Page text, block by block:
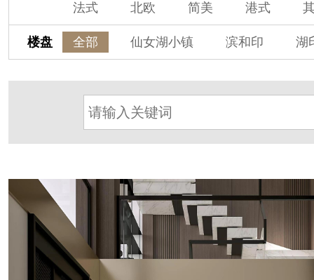
法式
北欧 简美 港式
楼盘 全部 仙女湖小镇 滨和印
湖
杭州阳明谷
溪上玫瑰园
保亿·湖
杭房·首望澜翠府
西溪玫瑰
万科·悦虹湾
萧悦中御
东方润园
定安名都
中海御道路一号
绿城建发沁园
金地自在城
瑞城熙园
御江南
北辰国颂府
半山林畔
碧桂园珑悦